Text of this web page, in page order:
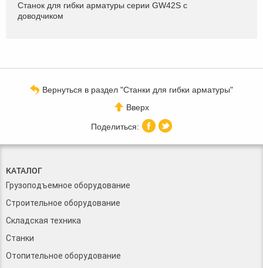
Станок для гибки арматуры серии GW42S с
доводчиком
Вернуться в раздел "Станки для гибки арматуры"
Вверх
КАТАЛОГ
Грузоподъемное оборудование
Строительное оборудование
Складская техника
Станки
Отопительное оборудование